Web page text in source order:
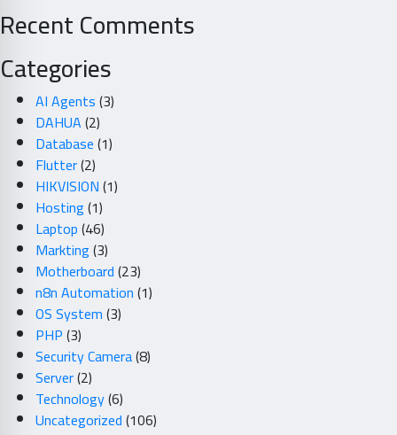
Recent Comments
Categories
AI Agents(3)
DAHUA(2)
Database(1)
Flutter(2)
HIKVISION(1)
Hosting(1)
Laptop(46)
Markting(3)
Motherboard(23)
n8n Automation(1)
OS System(3)
PHP(3)
Security Camera(8)
Server(2)
Technology(6)
Uncategorized(106)